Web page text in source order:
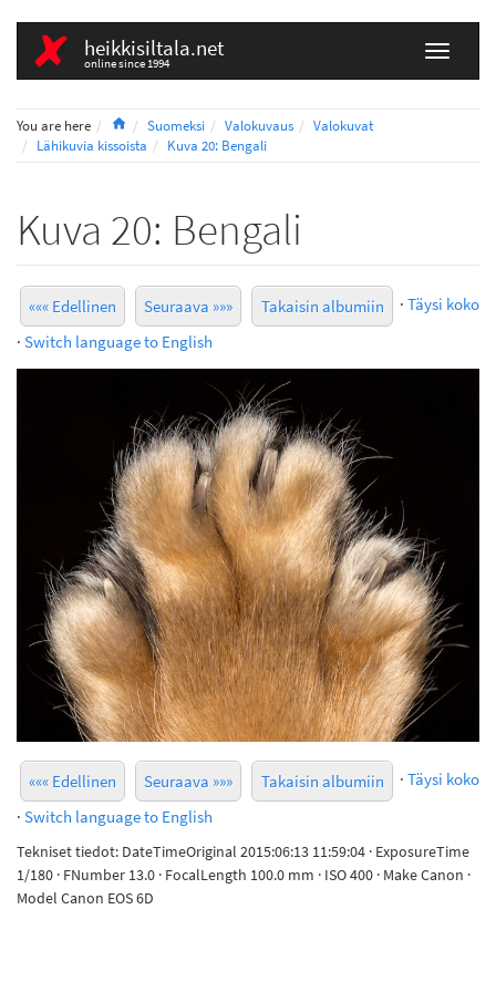
heikkisiltala.net
online since 1994
You are here HomeSuomeksi Valokuvaus
Valokuvat
Lähikuvia kissoista
Kuva 20: Bengali
Kuva 20: Bengali
««« Edellinen Seuraava »»» Takaisin albumiin · Täysi koko
· Switch language to English
««« Edellinen Seuraava »»» Takaisin albumiin · Täysi koko
· Switch language to English
Tekniset tiedot: DateTimeOriginal 2015:06:13 11:59:04 · ExposureTime
1/180 · FNumber 13.0 · FocalLength 100.0 mm · ISO 400 · Make Canon ·
Model Canon EOS 6D